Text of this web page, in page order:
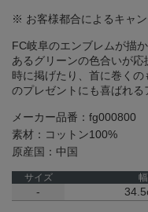
※ お客様都合によるキャン
FC岐阜のエンブレムが描
あるグリーンの色合いが
時に掲げたり、首に巻く
のプレゼントにも喜ばれる
メーカー品番：fg000800
素材：コットン100%
原産国：中国
サイズ 幅
-